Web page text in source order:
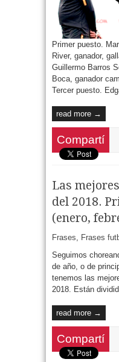
Primer puesto.
River, ganador,
Guillermo Barros
Boca, ganador
Tercer puesto.
read more →
Compartí
Las
del 2018.
(enero,
Frases, Frases
Seguimos
de año, o de
tenemos las
2018. Están
read more →
Compartí